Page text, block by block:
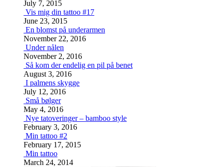
July 7, 2015
Vis mig din tattoo #17
June 23, 2015
En blomst på underarmen
November 22, 2016
Under nålen
November 2, 2016
Så kom der endelig en pil på benet
August 3, 2016
I palmens skygge
July 12, 2016
Små bølger
May 4, 2016
Nye tatoveringer – bamboo style
February 3, 2016
Min tattoo #2
February 17, 2015
Min tattoo
March 24, 2014